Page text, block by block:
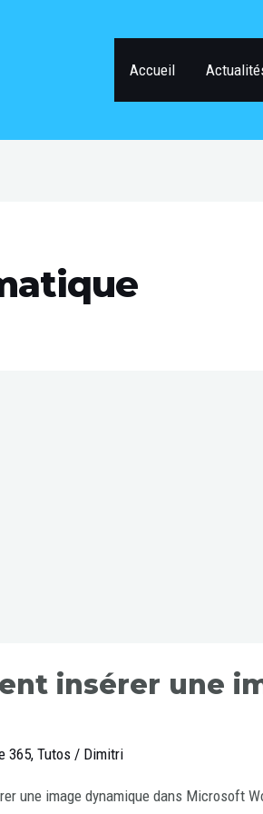
Accueil
insérer une
365, Tutos/ Dimitri
une image dynamique dans Microsoft